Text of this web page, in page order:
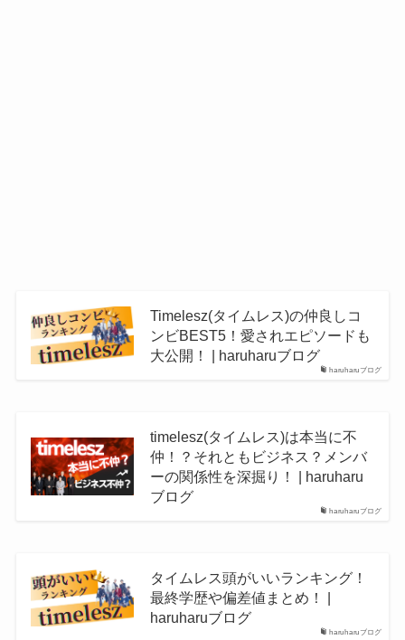
haruharuブログ
Timelesz(タイムレス)の仲良しコ
ンビBEST5！愛されエピソードも
大公開！ | haruharuブログ
haruharuブログ
timelesz(タイムレス)は本当に不
仲！？それともビジネス？メンバ
ーの関係性を深掘り！ | haruharu
ブログ
haruharuブログ
タイムレス頭がいいランキング！
最終学歴や偏差値まとめ！ |
haruharuブログ